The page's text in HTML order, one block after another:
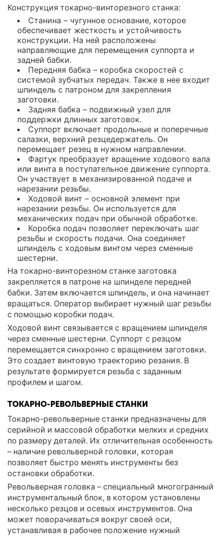
Конструкция токарно-винторезного станка:
Станина – чугунное основание, которое
обеспечивает жесткость и устойчивость
конструкции. На ней расположены
направляющие для перемещения суппорта и
задней бабки.
Передняя бабка – коробка скоростей с
системой зубчатых передач. Также в нее входит
шпиндель с патроном для закрепления
заготовки.
Задняя бабка – подвижный узел для
поддержки длинных заготовок.
Суппорт включает продольные и поперечные
салазки, верхний резцедержатель. Он
перемещает резец в нужном направлении.
Фартук преобразует вращение ходового вала
или винта в поступательное движение суппорта.
Он участвует в механизированной подаче и
нарезании резьбы.
Ходовой винт – основной элемент при
нарезании резьбы. Он используется для
механических подач при обычной обработке.
Коробка подач позволяет переключать шаг
резьбы и скорость подачи. Она соединяет
шпиндель с ходовым винтом через сменные
шестерни.
На токарно-винторезном станке заготовка
закрепляется в патроне на шпинделе передней
бабки. Затем включается шпиндель, и она начинает
вращаться. Оператор выбирает нужный шаг резьбы
с помощью коробки подач.
Ходовой винт связывается с вращением шпинделя
через сменные шестерни. Суппорт с резцом
перемещается синхронно с вращением заготовки.
Это создает винтовую траекторию резания. В
результате формируется резьба с заданным
профилем и шагом.
ТОКАРНО-РЕВОЛЬВЕРНЫЕ СТАНКИ
Токарно-револьверные станки предназначены для
серийной и массовой обработки мелких и средних
по размеру деталей. Их отличительная особенность
– наличие револьверной головки, которая
позволяет быстро менять инструменты без
остановки обработки.
Револьверная головка – специальный многогранный
инструментальный блок, в котором установлены
несколько резцов и осевых инструментов. Она
может поворачиваться вокруг своей оси,
устанавливая в рабочее положение нужный